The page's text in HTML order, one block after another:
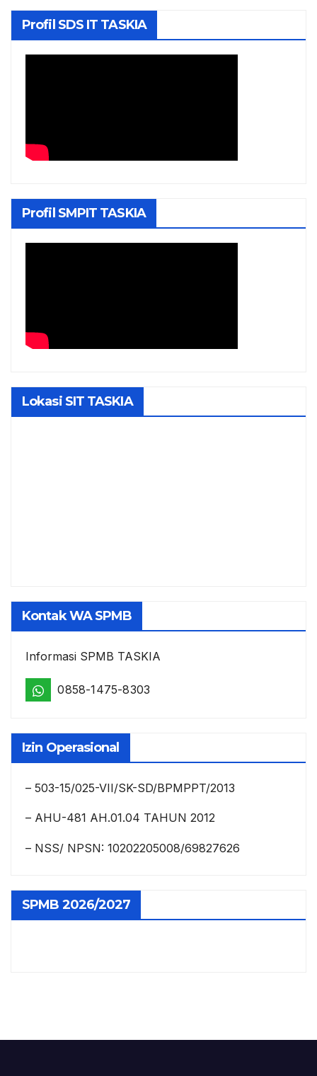
Profil SDS IT TASKIA
Profil SMPIT TASKIA
Lokasi SIT TASKIA
Kontak WA SPMB
Informasi SPMB TASKIA
0858-1475-8303
Izin Operasional
– 503-15/025-VII/SK-SD/BPMPPT/2013
– AHU-481 AH.01.04 TAHUN 2012
– NSS/ NPSN: 10202205008/69827626
SPMB 2026/2027